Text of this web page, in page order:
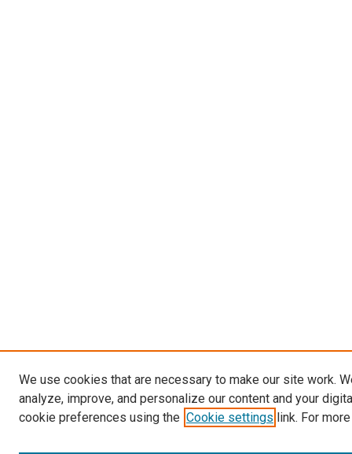
We use cookies that are necessary to make our site work.
analyze, improve, and personalize our content and your
cookie preferences using the Cookie settings link. For